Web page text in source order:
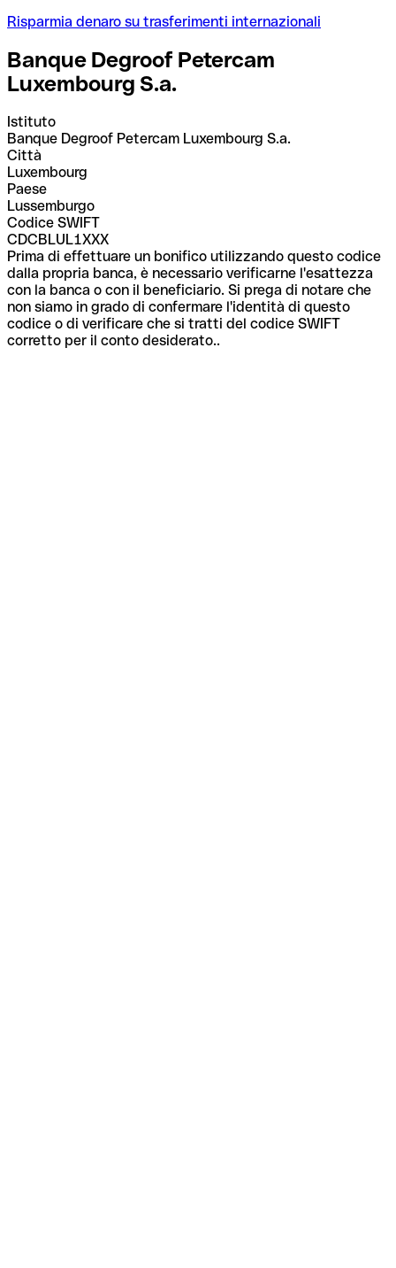
Risparmia denaro su trasferimenti internazionali
Banque Degroof Petercam
Luxembourg S.a.
Istituto
Banque Degroof Petercam Luxembourg S.a.
Città
Luxembourg
Paese
Lussemburgo
Codice SWIFT
CDCBLUL1XXX
Prima di effettuare un bonifico utilizzando questo codice
dalla propria banca, è necessario verificarne l'esattezza
con la banca o con il beneficiario. Si prega di notare che
non siamo in grado di confermare l'identità di questo
codice o di verificare che si tratti del codice SWIFT
corretto per il conto desiderato..